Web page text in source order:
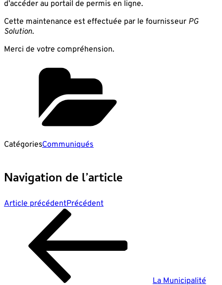
d’accéder au portail de permis en ligne.
Cette maintenance est effectuée par le fournisseur PG
Solution.
Merci de votre compréhension.
CatégoriesCommuniqués
Navigation de l’article
Article précédentPrécédent
La Municipalité